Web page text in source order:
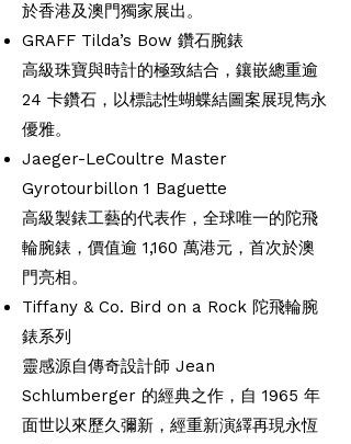
懷的奢華時光體驗。
於香港及澳門獨家展出。
GRAFF Tilda’s Bow 鑽石腕錶
高級珠寶與時計的極致結合，鑲嵌總重逾
24 卡鑽石，以標誌性蝴蝶結圖案展現雋永
優雅。
Jaeger-LeCoultre Master
Gyrotourbillon 1 Baguette
高級製錶工藝的代表作，全球唯一的陀飛
輪腕錶，價值逾 1,160 萬港元，首次於澳
門亮相。
Tiffany & Co. Bird on a Rock 陀飛輪腕
錶系列
靈感源自傳奇設計師 Jean
Schlumberger 的經典之作，自 1965 年
面世以來歷久彌新，經重新演繹再現永恆